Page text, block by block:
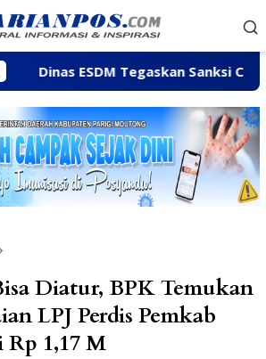
Tegaskan Sanksi CV BBN Belum
Diatur, BPK Temukan
LPJ Perdis Pemkab
Rp 1,17 M